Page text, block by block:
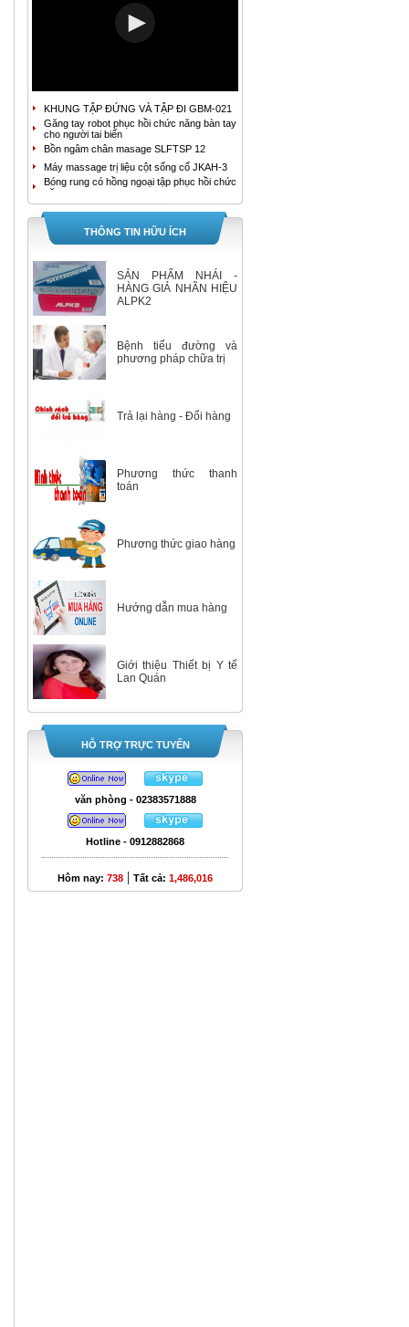
KHUNG TẬP ĐỨNG VÀ TẬP ĐI GBM-021
Găng tay robot phục hồi chức năng bàn tay
cho người tai biến
Bồn ngâm chân masage SLFTSP 12
Máy massage trị liệu cột sống cổ JKAH-3
Bóng rung có hồng ngoại tập phục hồi chức
năng tay
MÁY MASSAGE TRỊ LIỆU ĐAU LƯNG
JKAH-2
Bồn ngâm chân cao cấp HoMedics FB-650
Bồn ngâm chân con lăn kép tự động
Máy tạo oxy YUWELL 9F-3B
Máy tạo oxy YUWELL 9F-3AW
Máy hút dịch 1 bình Yuwell 7E-A
Instant
Máy tạo oxy 3 lít 7F-3E Yuwell
Máy tạo oxy 5 lít/ phút Yuwell 7F-5
Nhiệt Kế Ẩm Kế Tự Ghi Elitech RC-4HC
Giường đa chức năng 2 tay quay
XE LĂN ĐIỆN A95 AKIKO
TAY QUAY A85 AKIKO
GIƯỜNG BỆNH NHÂN ĐA CHỨC NĂNG 3
TAY QUAY A83 AKIKO
THÔNG TIN HỮU ÍCH
SẢN PHẨM NHÁI -
HÀNG GIẢ NHÃN HIỆU
ALPK2
Bệnh tiểu đường và
phương pháp chữa trị
Trả lại hàng - Đổi hàng
Phương thức thanh
toán
Phương thức giao hàng
Hướng dẫn mua hàng
Giới thiệu Thiết bị Y tế
Lan Quán
HỖ TRỢ TRỰC TUYẾN
văn phòng - 02383571888
Hotline - 0912882868
Hôm nay: 738 | Tất cả: 1,486,016